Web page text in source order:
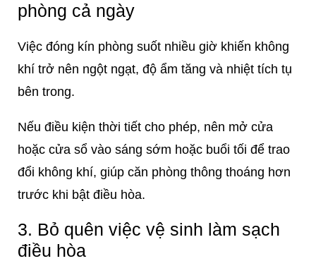
phòng cả ngày
Việc đóng kín phòng suốt nhiều giờ khiến không
khí trở nên ngột ngạt, độ ẩm tăng và nhiệt tích tụ
bên trong.
Nếu điều kiện thời tiết cho phép, nên mở cửa
hoặc cửa sổ vào sáng sớm hoặc buổi tối để trao
đổi không khí, giúp căn phòng thông thoáng hơn
trước khi bật điều hòa.
3. Bỏ quên việc vệ sinh làm sạch
điều hòa